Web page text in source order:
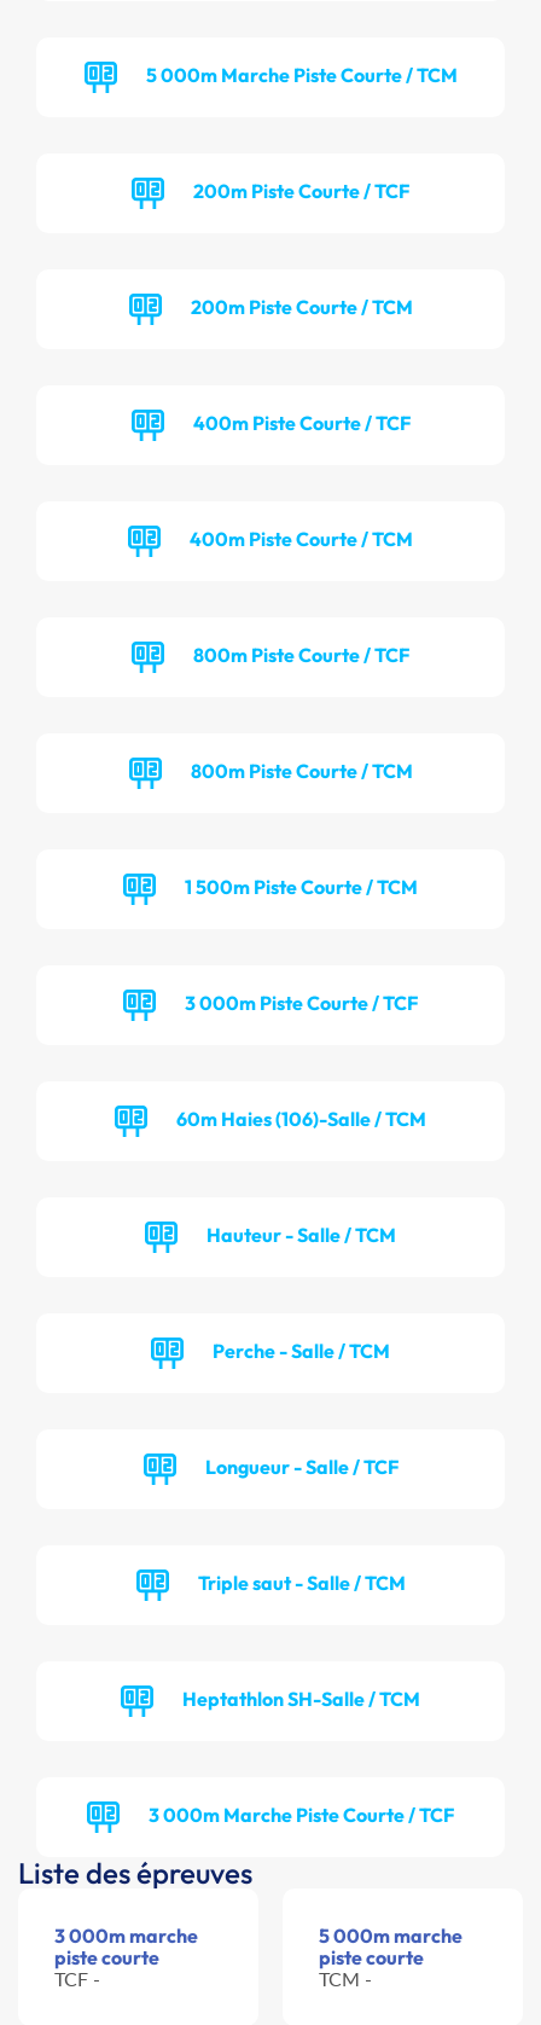
5 000m Marche Piste Courte / TCM
200m Piste Courte / TCF
200m Piste Courte / TCM
400m Piste Courte / TCF
400m Piste Courte / TCM
800m Piste Courte / TCF
800m Piste Courte / TCM
1 500m Piste Courte / TCM
3 000m Piste Courte / TCF
60m Haies (106)-Salle / TCM
Hauteur - Salle / TCM
Perche - Salle / TCM
Longueur - Salle / TCF
Triple saut - Salle / TCM
Heptathlon SH-Salle / TCM
3 000m Marche Piste Courte / TCF
Liste des épreuves
3 000m marche
piste courte
TCF -
5 000m marche
piste courte
TCM -